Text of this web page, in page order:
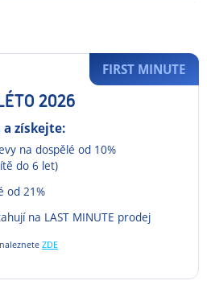
2026
a získejte:
na dospělé od 10%
do 6 let)
od 21%
na LAST MINUTE prodej
ZDE
FIRST MINUTE